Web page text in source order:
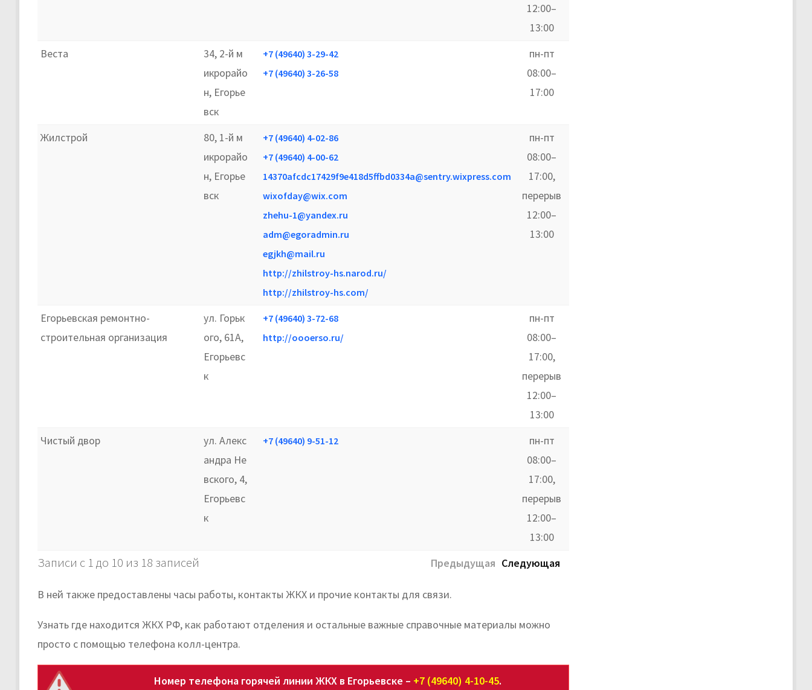
12:00–
13:00
Веста
34, 2-й м
икрорайо
н, Егорье
вск
+7 (49640) 3-29-42
+7 (49640) 3-26-58
пн-пт
08:00–
17:00
Жилстрой
80, 1-й м
икрорайо
н, Егорье
вск
+7 (49640) 4-02-86
+7 (49640) 4-00-62
14370afcdc17429f9e418d5ffbd0334a@sentry.wixpress.com
wixofday@wix.com
zhehu-1@yandex.ru
adm@egoradmin.ru
egjkh@mail.ru
http://zhilstroy-hs.narod.ru/
http://zhilstroy-hs.com/
пн-пт
08:00–
17:00,
перерыв
12:00–
13:00
Егорьевская ремонтно-
строительная организация
ул. Горьк
ого, 61А,
Егорьевс
к
+7 (49640) 3-72-68
http://oooerso.ru/
пн-пт
08:00–
17:00,
перерыв
12:00–
13:00
Чистый двор
ул. Алекс
андра Не
вского, 4,
Егорьевс
к
+7 (49640) 9-51-12
пн-пт
08:00–
17:00,
перерыв
12:00–
13:00
Записи с 1 до 10 из 18 записей Предыдущая Следующая
В ней также предоставлены часы работы, контакты ЖКХ и прочие контакты для связи.
Узнать где находится ЖКХ РФ, как работают отделения и остальные важные справочные материалы можно
просто с помощью телефона колл-центра.
Номер телефона горячей линии ЖКХ в Егорьевске – +7 (49640) 4-10-45.